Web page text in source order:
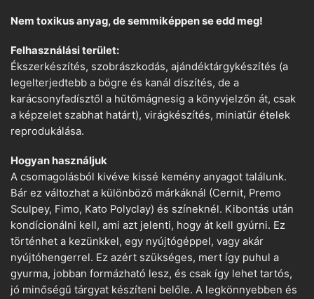
Nem toxikus anyag, de semmiképpen se edd meg!
Felhasználási terület:
Ékszerkészítés, szobrászkodás, ajándéktárgykészítés (a
legelterjedtebb a bögre és kanál díszítés, de a
karácsonyfadísztől a hűtőmágnesig a könyvjelzőn át, csak
a képzelet szabhat határt), virágkészítés, miniatűr ételek
reprodukálása.
Hogyan használjuk
A csomagolásból kivéve kissé kemény anyagot találunk.
Bár ez változhat a különböző márkáknál (Cernit, Premo
Sculpey, Fimo, Kato Polyclay) és színeknél. Kibontás után
kondícionálni kell, ami azt jelenti, hogy át kell gyúrni. Ez
történhet a kezünkkel, egy nyújtógéppel, vagy akár
nyújtóhengerrel. Ez azért szükséges, mert így puhul a
gyurma, jobban formázható lesz, és csak így lehet tartós,
jó minőségű tárgyat készíteni belőle. A legkönnyebben és